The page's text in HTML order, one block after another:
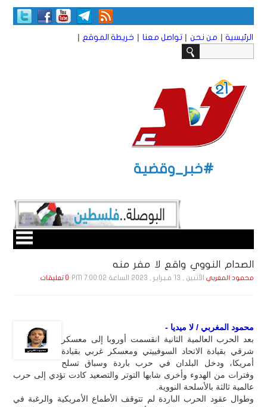
الرئيسية | من نحن | تواصل معنا | خريطة الموقع |
#خبر_وقضية
الصدام النووي واقع لا مفر منه
محمود المغربي الأثنين , 13 فـبـرايـر , 2023 الساعة 7:00:02 PM 0 تعليقات
محمود المغربي / لا ميديا -
بعد الحرب العالمية الثانية انقسمت أوروبا إلى معسكر
شرقي بقيادة الاتحاد السوفييتي ومعسكر غربي بقيادة
أمريكا، ودخل البلدان في حرب باردة وسباق تسلح
وفترات من الهدوء وأخرى شابها التوتر والتصعيد كادت تؤدي إلى حرب
عالمية ثالثة بالأسلحة النووية.
وطوال عقود الحرب الباردة لم تتوقف الأطماع الأمريكية والرغبة في